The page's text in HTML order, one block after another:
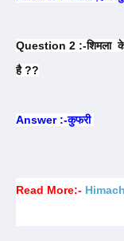
Question 2 :-शिमला के
है ??
Answer :-कुफरी
Read More:-